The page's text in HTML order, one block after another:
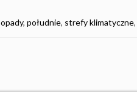
opady, południe, strefy klimatyczne,